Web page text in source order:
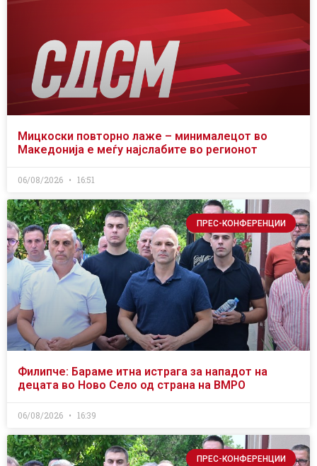
Мицкоски повторно лаже – минималецот во
Македонија е меѓу најслабите во регионот
06/08/2026 16:51
ПРЕС-КОНФЕРЕНЦИИ
Филипче: Бараме итна истрага за нападот на
децата во Ново Село од страна на ВМРО
06/08/2026 16:39
ПРЕС-КОНФЕРЕНЦИИ